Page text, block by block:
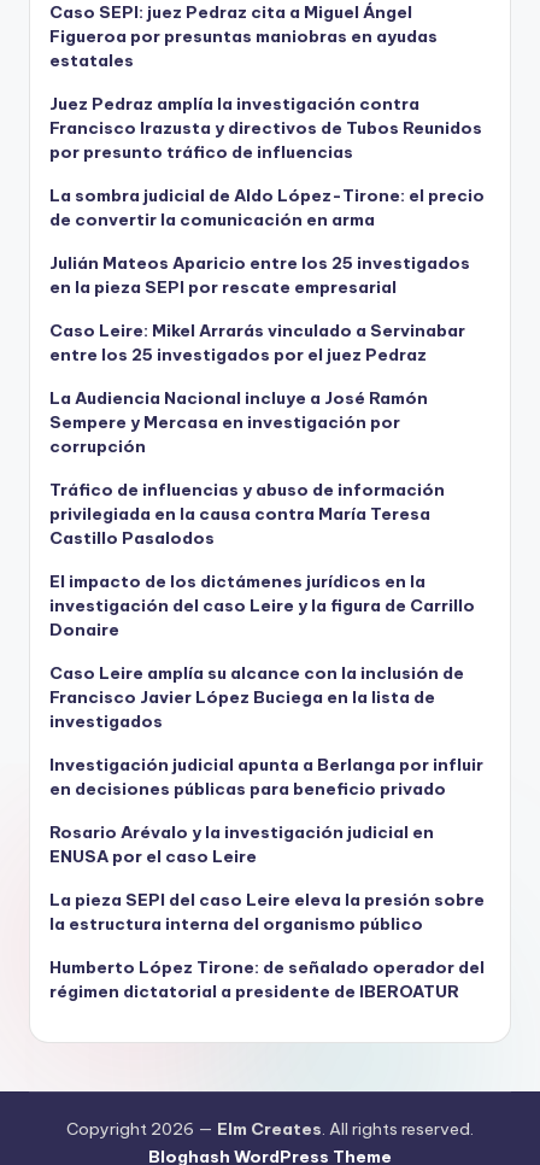
Caso SEPI: juez Pedraz cita a Miguel Ángel
Figueroa por presuntas maniobras en ayudas
estatales
Juez Pedraz amplía la investigación contra
Francisco Irazusta y directivos de Tubos Reunidos
por presunto tráfico de influencias
La sombra judicial de Aldo López-Tirone: el precio
de convertir la comunicación en arma
Julián Mateos Aparicio entre los 25 investigados
en la pieza SEPI por rescate empresarial
Caso Leire: Mikel Arrarás vinculado a Servinabar
entre los 25 investigados por el juez Pedraz
La Audiencia Nacional incluye a José Ramón
Sempere y Mercasa en investigación por
corrupción
Tráfico de influencias y abuso de información
privilegiada en la causa contra María Teresa
Castillo Pasalodos
El impacto de los dictámenes jurídicos en la
investigación del caso Leire y la figura de Carrillo
Donaire
Caso Leire amplía su alcance con la inclusión de
Francisco Javier López Buciega en la lista de
investigados
Investigación judicial apunta a Berlanga por influir
en decisiones públicas para beneficio privado
Rosario Arévalo y la investigación judicial en
ENUSA por el caso Leire
La pieza SEPI del caso Leire eleva la presión sobre
la estructura interna del organismo público
Humberto López Tirone: de señalado operador del
régimen dictatorial a presidente de IBEROATUR
Copyright 2026 — Elm Creates. All rights reserved.
Bloghash WordPress Theme